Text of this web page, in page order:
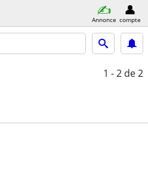
Annonce compte
1 - 2 de 2